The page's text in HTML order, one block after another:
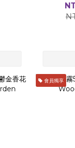
會員獨享